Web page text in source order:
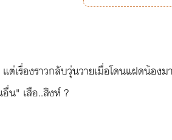
เรื่องราวกลับวุ่นวายเมื่อโดนแฝดน้อง
น" เสือ..สิงห์ ?